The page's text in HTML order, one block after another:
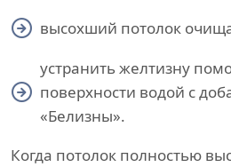
высохший потолок
устранить желтизну
поверхности водой с
«Белизны».
Когда потолок полностью